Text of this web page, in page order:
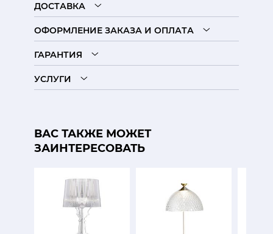
ДОСТАВКА
ОФОРМЛЕНИЕ ЗАКАЗА И ОПЛАТА
ГАРАНТИЯ
УСЛУГИ
ВАС ТАКЖЕ МОЖЕТ
ЗАИНТЕРЕСОВАТЬ